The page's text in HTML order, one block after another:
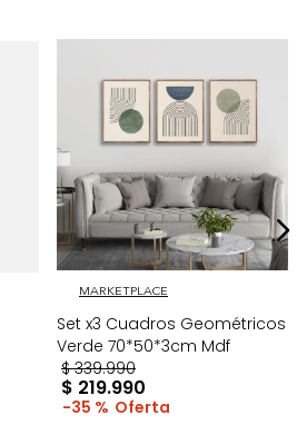
MARKETPLACE
Set x3 Cuadros Geométricos
Verde 70*50*3cm Mdf
$ 339.990
$ 219.990
35 %